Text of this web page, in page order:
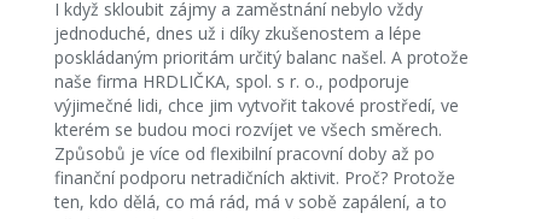
I když skloubit zájmy a zaměstnání nebylo vždy
jednoduché, dnes už i díky zkušenostem a lépe
poskládaným prioritám určitý balanc našel. A protože
naše firma HRDLIČKA, spol. s r. o., podporuje
výjimečné lidi, chce jim vytvořit takové prostředí, ve
kterém se budou moci rozvíjet ve všech směrech.
Způsobů je více od flexibilní pracovní doby až po
finanční podporu netradičních aktivit. Proč? Protože
ten, kdo dělá, co má rád, má v sobě zapálení, a to